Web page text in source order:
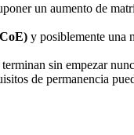
un aumento de
y posiblemente una
sin empezar
de permanencia